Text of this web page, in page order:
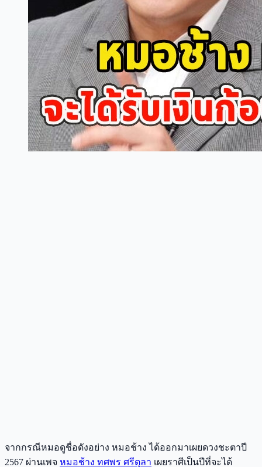
จากกรณีหมอดูชื่อดังอย่าง หมอช้าง ได้ออกมาเผยดวงชะตาปี
2567 ผ่านเพจ หมอช้าง ทศพร ศรีตุลา เผยราศีเป็นปีที่จะได้